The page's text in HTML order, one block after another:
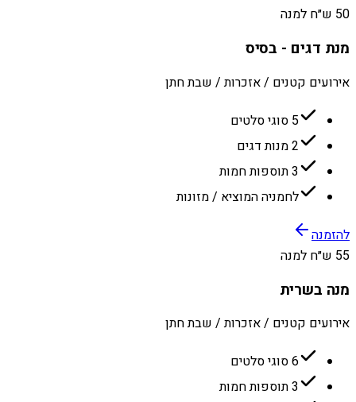
50 ש״ח למנה
מנת דגים - בסיס
אירועים קטנים / אזכרות / שבת חתן
5 סוגי סלטים
2 מנות דגים
3 תוספות חמות
לחמניה המוציא / מזונות
להזמנה
55 ש״ח למנה
מנה בשרית
אירועים קטנים / אזכרות / שבת חתן
6 סוגי סלטים
3 תוספות חמות